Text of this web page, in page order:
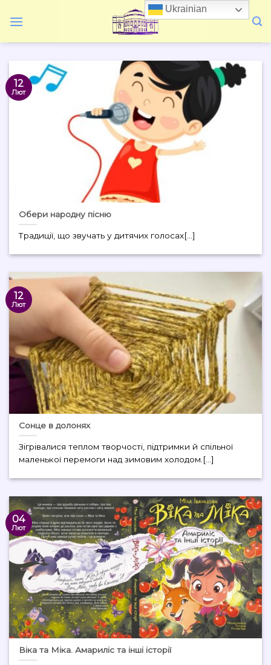
Обери народну пісню
Традиції, що звучать у дитячих голосах[...]
12
Лют
Сонце в долонях
Зігрівалися теплом творчості, підтримки й спільної
маленької перемоги над зимовим холодом.[...]
12
Лют
Віка та Міка. Амариліс та інші історії
04
Лют
Ukrainian